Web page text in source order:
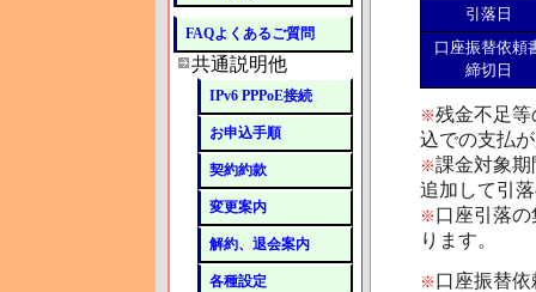
引落日
口座振替依頼
締切日
※残金不足
込での支払
※課金対象
追加して引
※ 口座引落
ります。
※ 口座振替
FAQよくあるご質問
共通説明他
IPv6 PPPoE接続
お申込手順
契約約款
変更案内
解約、退会案内
各種設定